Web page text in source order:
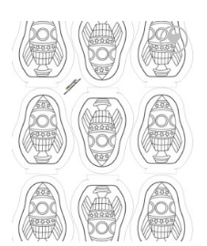
Adicionar
aos
meus
desejos